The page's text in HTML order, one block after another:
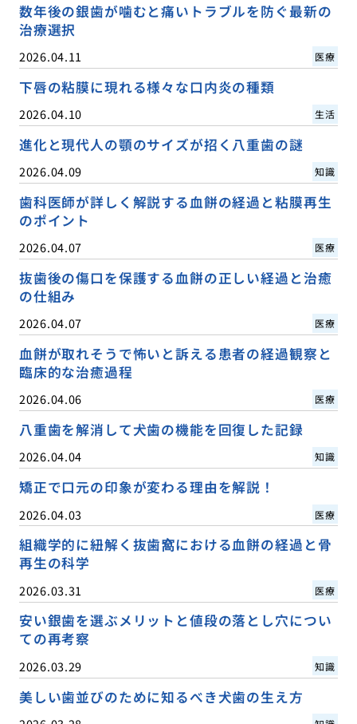
数年後の銀歯が噛むと痛いトラブルを防ぐ最新の
治療選択
2026.04.11 医療
下唇の粘膜に現れる様々な口内炎の種類
2026.04.10 生活
進化と現代人の顎のサイズが招く八重歯の謎
2026.04.09 知識
歯科医師が詳しく解説する血餅の経過と粘膜再生
のポイント
2026.04.07 医療
抜歯後の傷口を保護する血餅の正しい経過と治癒
の仕組み
2026.04.07 医療
血餅が取れそうで怖いと訴える患者の経過観察と
臨床的な治癒過程
2026.04.06 医療
八重歯を解消して犬歯の機能を回復した記録
2026.04.04 知識
矯正で口元の印象が変わる理由を解説！
2026.04.03 医療
組織学的に紐解く抜歯窩における血餅の経過と骨
再生の科学
2026.03.31 医療
安い銀歯を選ぶメリットと値段の落とし穴につい
ての再考察
2026.03.29 知識
美しい歯並びのために知るべき犬歯の生え方